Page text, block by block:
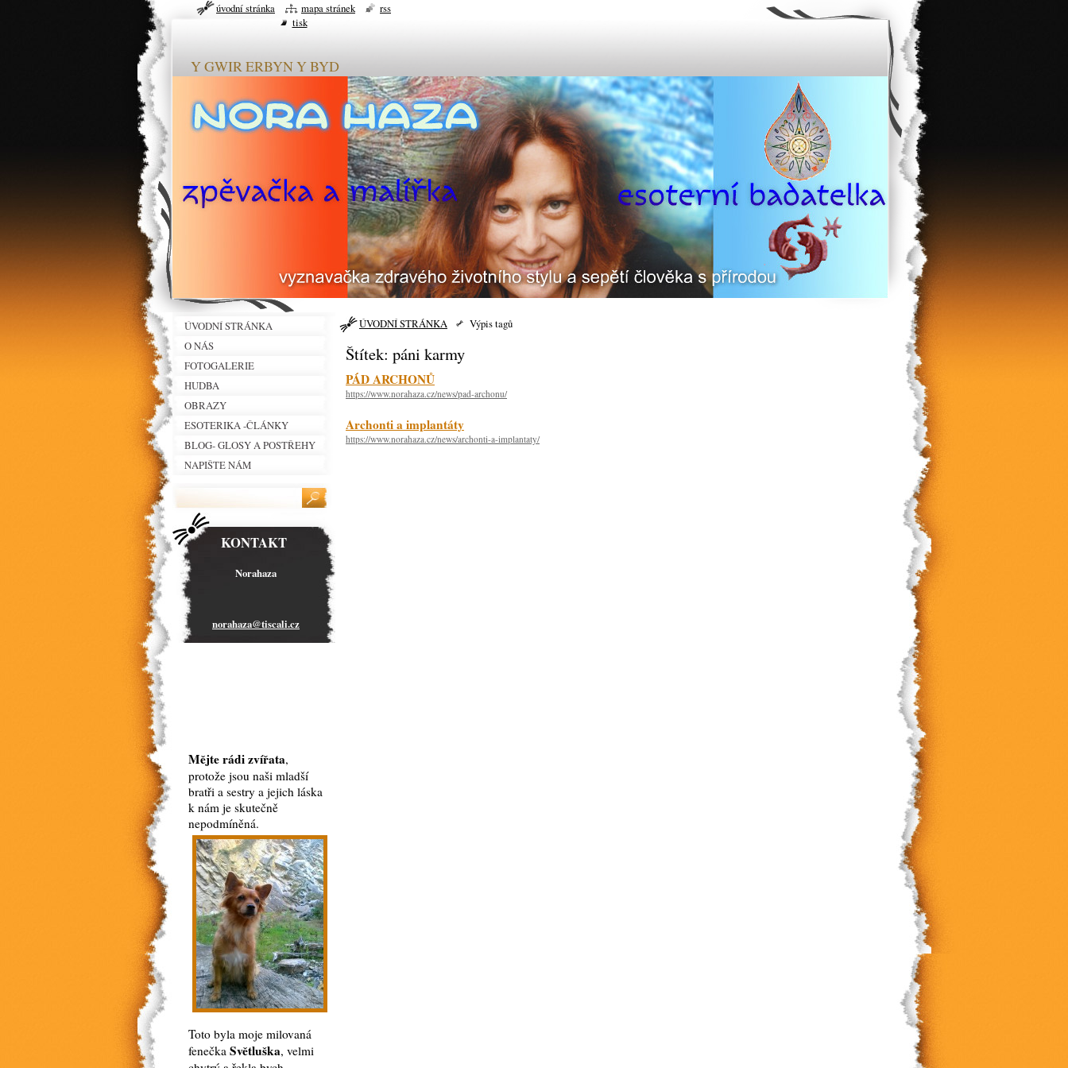
Y GWIR ERBYN Y BYD
ÚVODNÍ STRÁNKA Výpis tagů
Štítek: páni karmy
PÁD ARCHONŮ
https://www.norahaza.cz/news/pad-archonu/
Archonti a implantáty
https://www.norahaza.cz/news/archonti-a-implantaty/
ÚVODNÍ STRÁNKA
O NÁS
FOTOGALERIE
HUDBA
OBRAZY
ESOTERIKA -ČLÁNKY
BLOG- GLOSY A POSTŘEHY
NAPIŠTE NÁM
KONTAKT
Norahaza
norahaza@tiscali.cz
Mějte rádi zvířata,
protože jsou naši mladší
bratři a sestry a jejich láska
k nám je skutečně
nepodmíněná.
Toto byla moje milovaná
fenečka Světluška, velmi
úvodní stránka mapa stránek
rss
tisk